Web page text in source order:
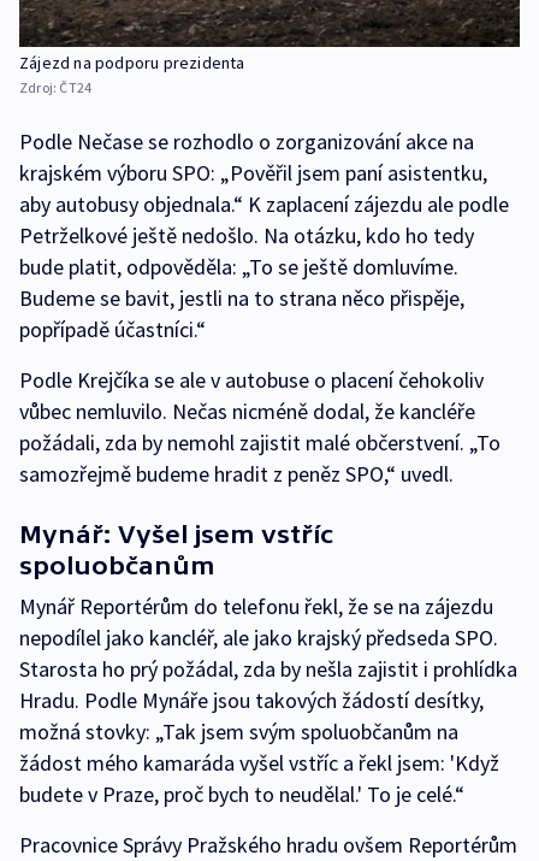
Zájezd na podporu prezidenta
Zdroj: ČT24
Podle Nečase se rozhodlo o zorganizování akce na
krajském výboru SPO: „Pověřil jsem paní asistentku,
aby autobusy objednala.“ K zaplacení zájezdu ale podle
Petrželkové ještě nedošlo. Na otázku, kdo ho tedy
bude platit, odpověděla: „To se ještě domluvíme.
Budeme se bavit, jestli na to strana něco přispěje,
popřípadě účastníci.“
Podle Krejčíka se ale v autobuse o placení čehokoliv
vůbec nemluvilo. Nečas nicméně dodal, že kancléře
požádali, zda by nemohl zajistit malé občerstvení. „To
samozřejmě budeme hradit z peněz SPO,“ uvedl.
Mynář: Vyšel jsem vstříc
spoluobčanům
Mynář Reportérům do telefonu řekl, že se na zájezdu
nepodílel jako kancléř, ale jako krajský předseda SPO.
Starosta ho prý požádal, zda by nešla zajistit i prohlídka
Hradu. Podle Mynáře jsou takových žádostí desítky,
možná stovky: „Tak jsem svým spoluobčanům na
žádost mého kamaráda vyšel vstříc a řekl jsem: 'Když
budete v Praze, proč bych to neudělal.' To je celé.“
Pracovnice Správy Pražského hradu ovšem Reportérům